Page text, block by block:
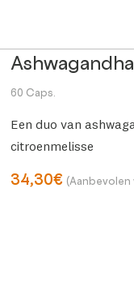
Ashwagandha
60 Caps.
Een duo van
citroenmelisse
34,30€